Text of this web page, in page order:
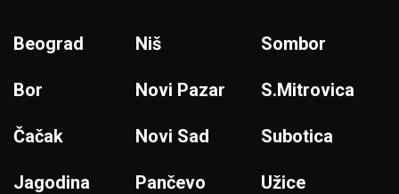
Beograd
Bor
Čačak
Jagodina
Niš
Novi Pazar
Novi Sad
Pančevo
Sombor
S.Mitrovica
Subotica
Užice